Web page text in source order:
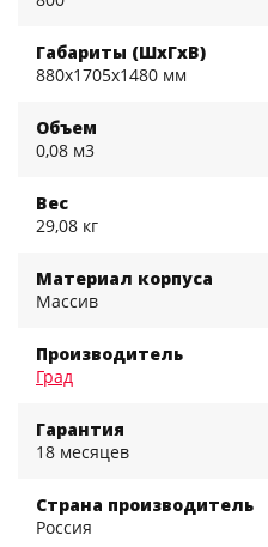
Габариты (ШхГхВ)
880x1705x1480 мм
Объем
0,08 м3
Вес
29,08 кг
Материал корпуса
Массив
Производитель
Град
Гарантия
18 месяцев
Страна производитель
Россия